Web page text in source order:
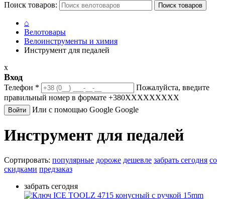
Поиск товаров:
Поиск товаров
⌂
Велотовары
Велоинструменты и химия
Инструмент для педалей
x
Вход
Телефон *
Пожалуйста, введите
правильный номер в формате +380XXXXXXXXX
Войти Или с помощью Google Google
Инструмент для педалей
Сортировать: популярные дороже дешевле забрать сегодня со
скидками предзаказ
забрать сегодня